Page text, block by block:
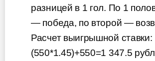
разницей в 1 гол. По 1
— победа, по второй —
Расчет выигрышной ставки:
(550*1.45)+550=1 347.5